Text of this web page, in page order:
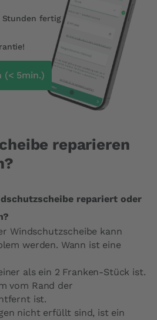
Stunden fertig
(< 5min.)
reparieren
repariert oder
Windschutzscheibe kann
werden. Wann ist eine
als ein 2 Franken-Stück ist.
vom Rand der
ist.
nicht erfüllt sind, ist ein